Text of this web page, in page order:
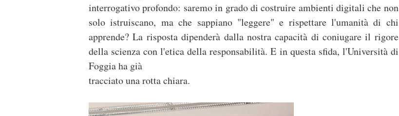
interrogativo profondo: saremo in grado di costruire ambienti digitali che non
solo istruiscano, ma che sappiano "leggere" e rispettare l'umanità di chi
apprende? La risposta dipenderà dalla nostra capacità di coniugare il rigore
della scienza con l'etica della responsabilità. E in questa sfida, l'Università di
Foggia ha già
tracciato una rotta chiara.